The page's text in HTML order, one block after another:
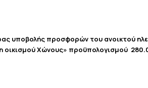
υποβολής προσφορών του ανοικτού
οικισμού Χώνους» προϋπολογισμού